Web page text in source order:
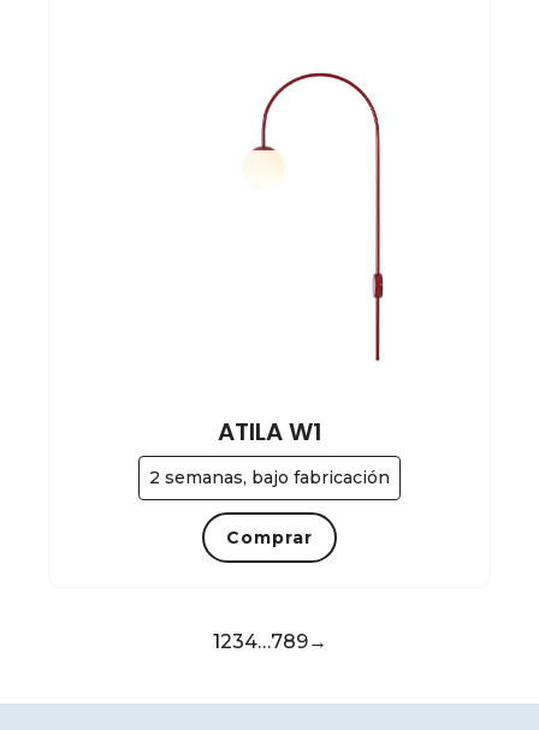
2 semanas, bajo fabricación
ATILA W1
Comprar
1234…789→